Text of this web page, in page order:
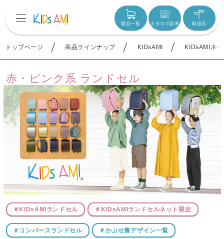
製品一覧 カタログ請求 取扱店
トップページ 商品ラインナップ KIDsAMI KIDsAMIネ
赤・ピンク系 ランドセル
＃KIDsAMIランドセル ＃KIDsAMIランドセルネット限定
＃コンバースランドセル ＃かぶせ裏デザイン一覧